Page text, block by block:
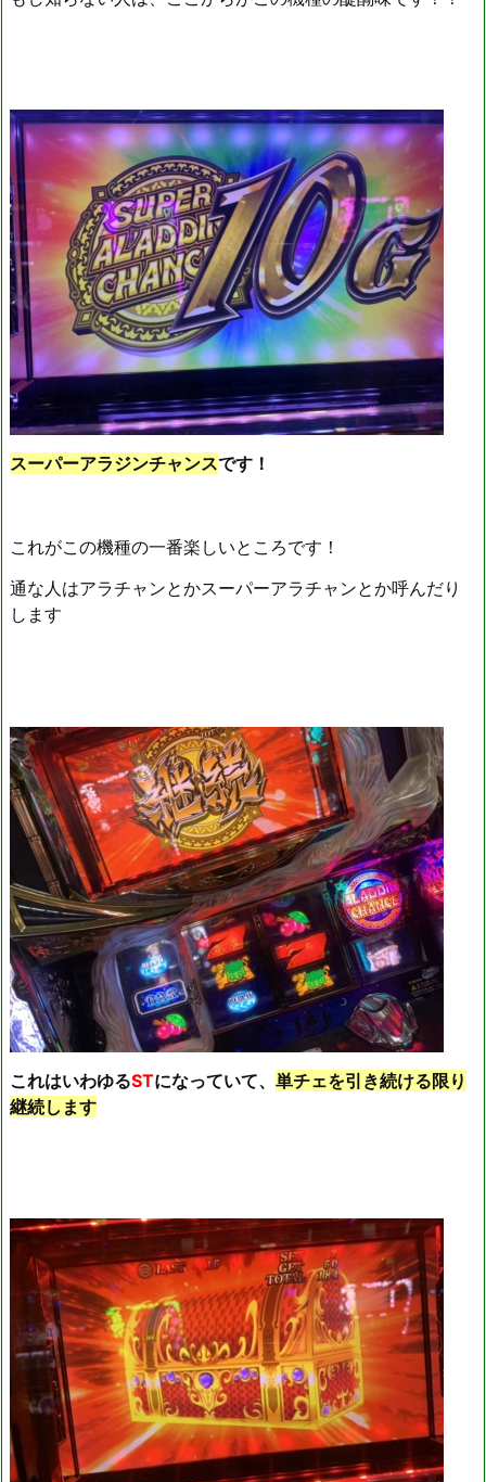
スーパーアラジンチャンスです！
これがこの機種の一番楽しいところです！
通な人はアラチャンとかスーパーアラチャンとか呼んだり
します
これはいわゆるSTになっていて、 単チェを引き続ける限り
継続します